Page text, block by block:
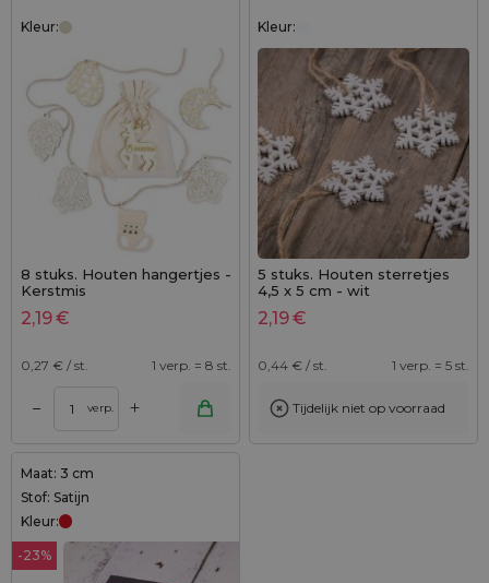
Kleur:
8 stuks. Houten hangertjes -
Kerstmis
2,19€
0,27 € / st. 1 verp. = 8 st.
– verp. +
Kleur:
5 stuks. Houten sterretjes
4,5 x 5 cm - wit
2,19€
0,44 € / st. 1 verp. = 5 st.
Tijdelijk niet op voorraad
Maat: 3 cm
Stof: Satijn
Kleur:
-23%